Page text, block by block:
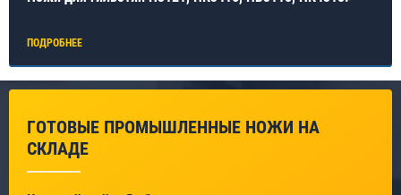
ПОДРОБНЕЕ
ГОТОВЫЕ ПРОМЫШЛЕННЫЕ НОЖИ НА
СКЛАДЕ